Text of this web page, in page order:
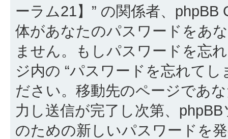
ーラム21】” の関係者、
体があなたのパスワードをあ
ません。もしパスワードを忘
ジ内の “パスワードを忘れて
ださい。移動先のページであ
力し送信が完了し次第、
のための新しいパスワードを